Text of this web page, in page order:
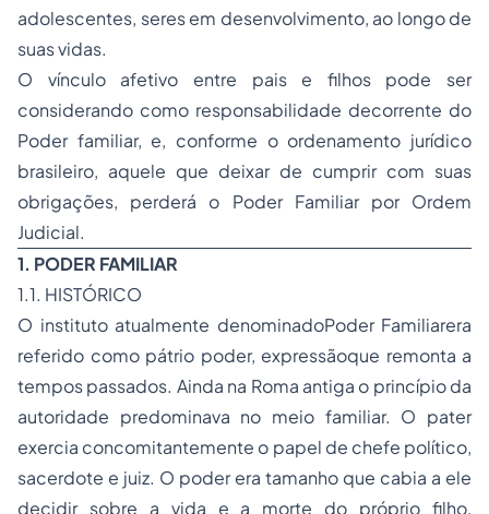
adolescentes, seres em desenvolvimento, ao longo de
suas vidas.
O vínculo afetivo entre pais e filhos pode ser
considerando como responsabilidade decorrente do
Poder familiar, e, conforme o ordenamento jurídico
brasileiro, aquele que deixar de cumprir com suas
obrigações, perderá o Poder Familiar por Ordem
Judicial.
1. PODER FAMILIAR
1.1. HISTÓRICO
O instituto atualmente denominadoPoder Familiarera
referido como pátrio poder, expressãoque remonta a
tempos passados. Ainda na Roma antiga o princípio da
autoridade predominava no meio familiar. O pater
exercia concomitantemente o papel de chefe político,
sacerdote e juiz. O poder era tamanho que cabia a ele
decidir sobre a vida e a morte do próprio filho,